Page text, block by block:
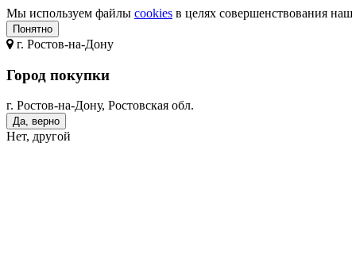
Мы используем файлы cookies в целях совершенствования
Понятно
г. Ростов-на-Дону
Город покупки
г. Ростов-на-Дону, Ростовская обл.
Да, верно
Нет, другой